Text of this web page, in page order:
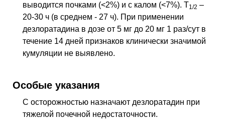
выводится почками (<2%) и с калом (<7%). T1/2 –
20-30 ч (в среднем - 27 ч). При применении
дезлоратадина в дозе от 5 мг до 20 мг 1 раз/сут в
течение 14 дней признаков клинически значимой
кумуляции не выявлено.
Особые указания
С осторожностью назначают дезлоратадин при
тяжелой почечной недостаточности.